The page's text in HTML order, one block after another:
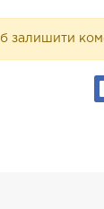
залишити